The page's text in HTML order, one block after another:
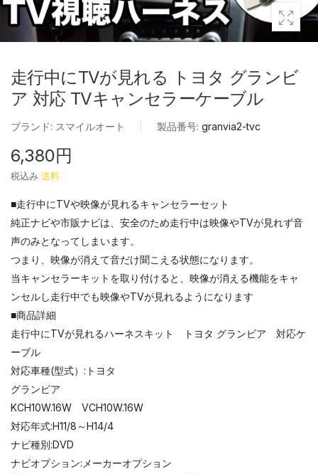
走行中にTVが見れる トヨタ グランビ
ア 対応 TVキャンセラーケーブル
ブランド: スマイルオート 製品番号: granvia2-tvc
6,380円
税込み 送料
■走行中にTVや映像が見れるキャンセラーセット
純正ナビや市販ナビは、安全のため走行中は映像やTVが見れず音
声のみとなってしまいます。
つまり、映像が消えて音だけ聞こえる状態になります。
当キャンセラーキットを取り付けると、映像が消える機能をキャ
ンセルし走行中でも映像やTVが見れるようになります
■商品詳細
走行中にTVが見れるハーネスキット トヨタ グランビア 対応ケ
ーブル
対応車種(型式）:トヨタ
グランビア
KCH10W.16W VCH10W.16W
対応年式:H11/8～H14/4
ナビ種別:DVD
ナビオプション:メーカーオプション